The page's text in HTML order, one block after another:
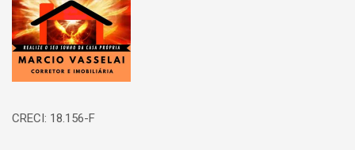
CRECI: 18.156-F